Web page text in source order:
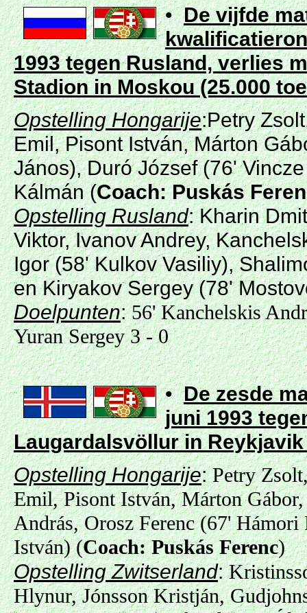
•De vijfde
1993 tegen Rusland, verlies
Stadion in Moskou (25.000
Opstelling Hongarije:Petry
Emil, Pisont István, Márton
János), Duró József (76'
Kálmán (Coach: Puskás
Opstelling Rusland: Kharin
Viktor, Ivanov Andrey,
Igor (58' Kulkov Vasiliy),
en Kiryakov Sergey (78'
Doelpunten:56' Kanchelskis
Yuran Sergey 3 - 0
•De zesde
juni 1993
Laugardalsvöllur in
Opstelling Hongarije:Petry
Emil, Pisont István, Márton
András, Orosz Ferenc (67'
István) (Coach: Puskás Ferenc)
Opstelling Zwitserland:
Hlynur, Jónsson Kristján,